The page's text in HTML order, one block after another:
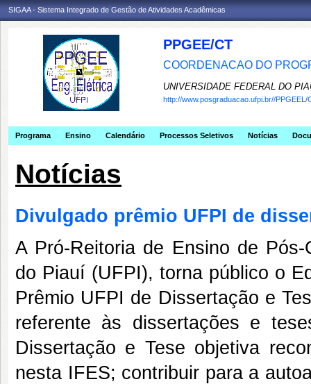
SIGAA - Sistema Integrado de Gestão de Atividades Acadêmicas
PPGEE/CT
COORDENACAO DO
UNIVERSIDADE FEDERAL DO
http://www.posgraduacao.ufpi.br//PPGEEL/
Programa Ensino Calendário Processos Seletivos Notícias
Notícias
Divulgado prêmio UFPI de
A Pró-Reitoria de Ensino de
do Piauí (UFPI), torna público o
Prêmio UFPI de Dissertação e
referente às dissertações e
Dissertação e Tese objetiva
nesta IFES; contribuir para a